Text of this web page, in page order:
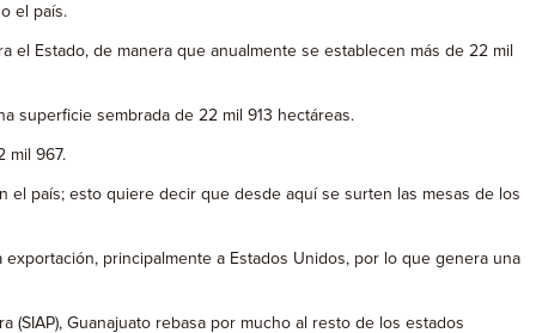
el país.
Estado, de manera que anualmente se establecen más de 22 mil
superficie sembrada de 22 mil 913 hectáreas.
mil 967.
país; esto quiere decir que desde aquí se surten las mesas de los
principalmente a Estados Unidos, por lo que genera una
Guanajuato rebasa por mucho al resto de los estados